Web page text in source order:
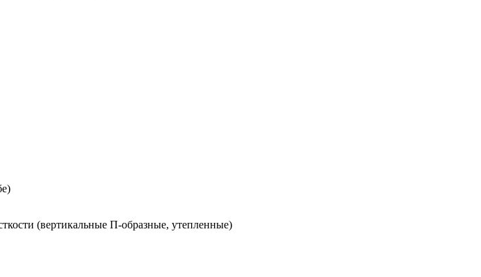
(вертикальные П-образные, утепленные)